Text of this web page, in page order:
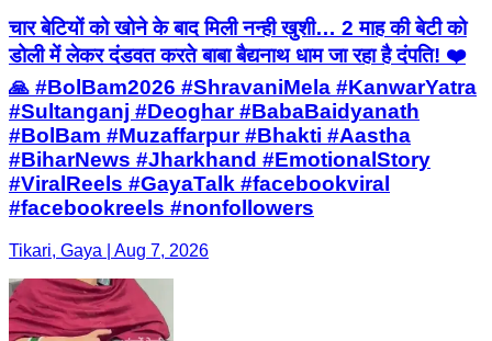
चार बेटियों को खोने के बाद मिली नन्ही खुशी… 2 माह की बेटी को
डोली में लेकर दंडवत करते बाबा बैद्यनाथ धाम जा रहा है दंपति! ❤️
🙏 #BolBam2026 #ShravaniMela #KanwarYatra
#Sultanganj #Deoghar #BabaBaidyanath
#BolBam #Muzaffarpur #Bhakti #Aastha
#BiharNews #Jharkhand #EmotionalStory
#ViralReels #GayaTalk #facebookviral
#facebookreels #nonfollowers
Tikari, Gaya | Aug 7, 2026